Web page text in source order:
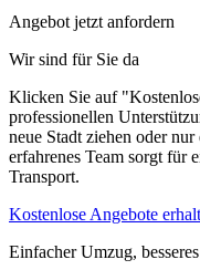
Angebot jetzt anfordern
Wir sind für Sie da
Klicken Sie auf
professionellen
neue Stadt ziehen oder
erfahrenes Team sorgt für
Transport.
Kostenlose Angebote
Einfacher Umzug,